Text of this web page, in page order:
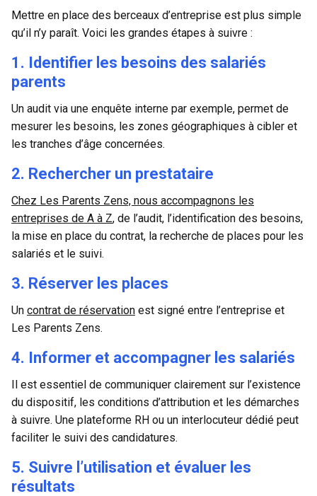
Mettre en place des berceaux d’entreprise est plus simple
qu’il n’y paraît. Voici les grandes étapes à suivre :
1. Identifier les besoins des salariés
parents
Un audit via une enquête interne par exemple, permet de
mesurer les besoins, les zones géographiques à cibler et
les tranches d’âge concernées.
2. Rechercher un prestataire
Chez Les Parents Zens, nous accompagnons les
entreprises de A à Z, de l’audit, l’identification des besoins,
la mise en place du contrat, la recherche de places pour les
salariés et le suivi.
3. Réserver les places
Un contrat de réservation est signé entre l’entreprise et
Les Parents Zens.
4. Informer et accompagner les salariés
Il est essentiel de communiquer clairement sur l’existence
du dispositif, les conditions d’attribution et les démarches
à suivre. Une plateforme RH ou un interlocuteur dédié peut
faciliter le suivi des candidatures.
5. Suivre l’utilisation et évaluer les
résultats